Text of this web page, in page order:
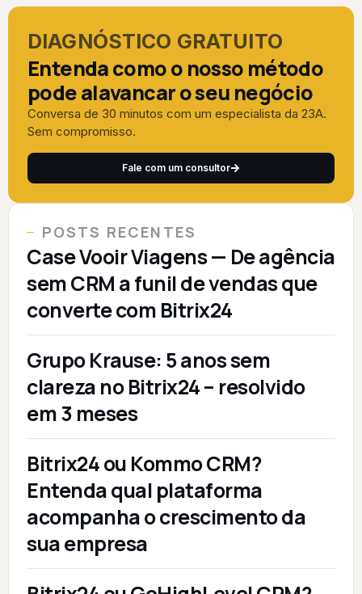
DIAGNÓSTICO GRATUITO
Entenda como o nosso método
pode alavancar o seu negócio
Conversa de 30 minutos com um especialista da 23A.
Sem compromisso.
Fale com um consultor
POSTS RECENTES
Case Vooir Viagens — De agência
sem CRM a funil de vendas que
converte com Bitrix24
Grupo Krause: 5 anos sem
clareza no Bitrix24 – resolvido
em 3 meses
Bitrix24 ou Kommo CRM?
Entenda qual plataforma
acompanha o crescimento da
sua empresa